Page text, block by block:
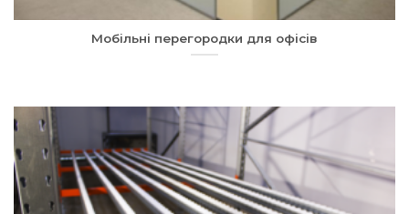
Мобільні перегородки для офісів